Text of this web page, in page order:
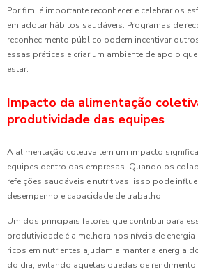
Por fim, é importante reconhecer e celebrar os
em adotar hábitos saudáveis. Programas de
reconhecimento público podem incentivar
essas práticas e criar um ambiente de apoio
estar.
Impacto da alimentação
produtividade das equipes
A alimentação coletiva tem um impacto
equipes dentro das empresas. Quando os
refeições saudáveis e nutritivas, isso pode
desempenho e capacidade de trabalho.
Um dos principais fatores que contribui para
produtividade é a melhora nos níveis de
ricos em nutrientes ajudam a manter a energia
do dia, evitando aquelas quedas de